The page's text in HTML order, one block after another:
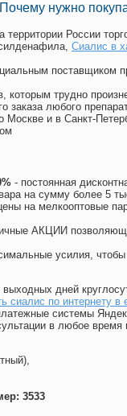
нужно
России
, Сиалис в
поставщиком
которым трудно
заказа любого
и в Санкт-
- постоянная
на сумму более 5
на мелкооптовые
АКЦИИ
усилия,
дней
сиалис по интернету в
системы
в любое время
3533